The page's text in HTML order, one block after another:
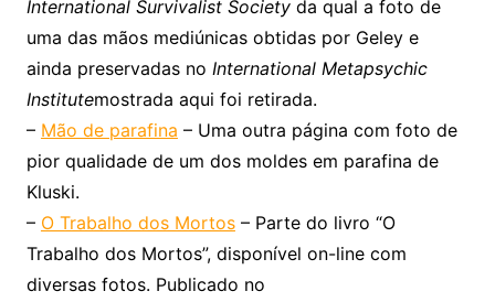
International Survivalist Societyda qual a foto de
uma das mãos mediúnicas obtidas por Geley e
ainda preservadas no International Metapsychic
Institutemostrada aqui foi retirada.
– Mão de parafina – Uma outra página com foto de
pior qualidade de um dos moldes em parafina de
Kluski.
– O Trabalho dos Mortos– Parte do livro “O
Trabalho dos Mortos”, disponível on-line com
diversas fotos. Publicado no